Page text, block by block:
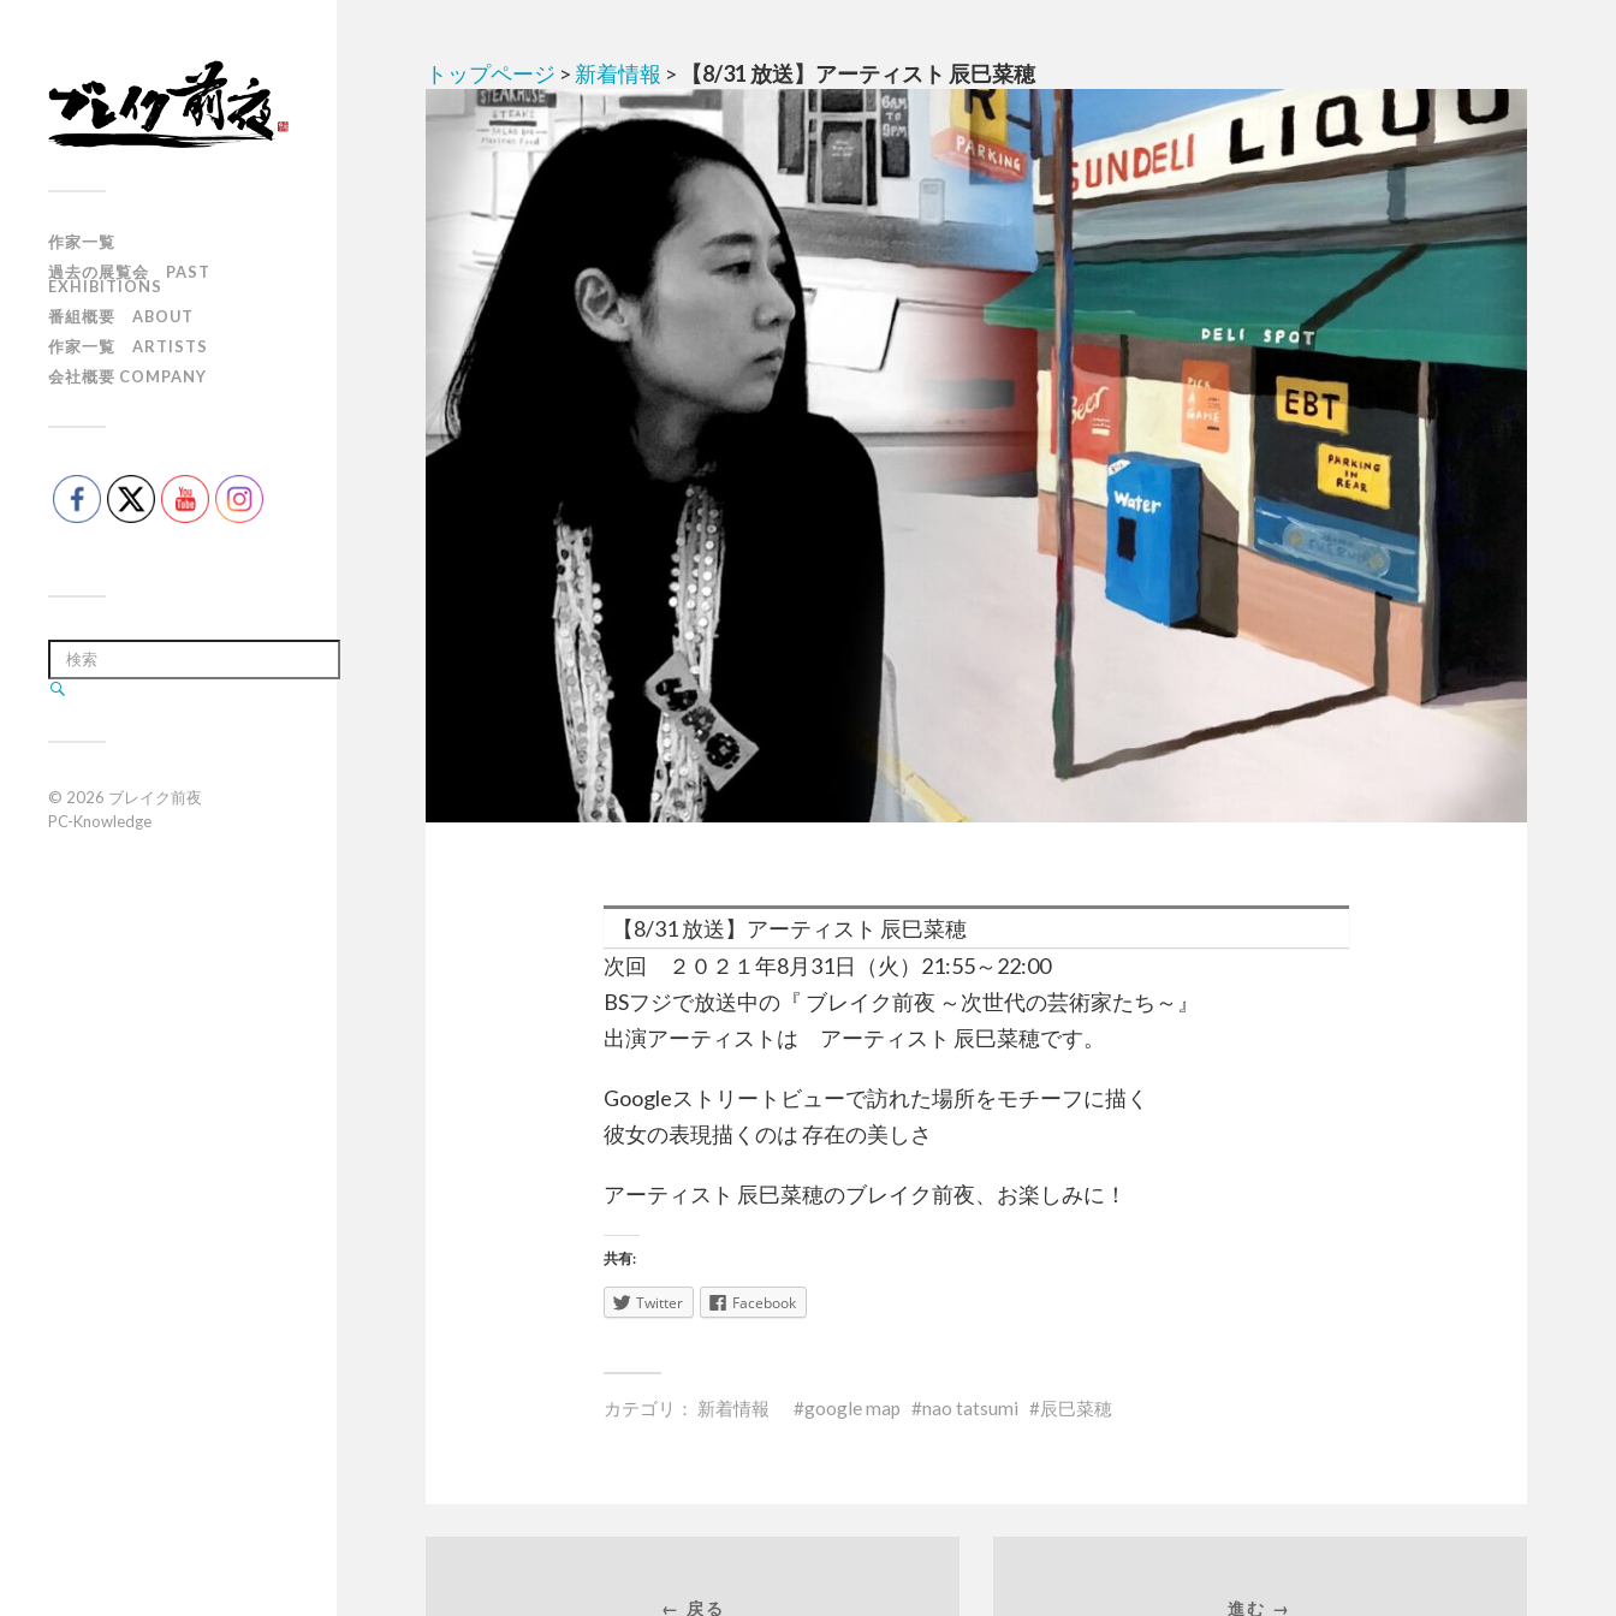
作家一覧
過去の展覧会 PAST
EXHIBITIONS
番組概要 ABOUT
作家一覧 ARTISTS
会社概要 COMPANY
© 2026 ブレイク前夜
PC-Knowledge
トップページ > 新着情報 > 【8/31 放送】アーティスト 辰巳菜穂
【8/31 放送】アーティスト 辰巳菜穂
次回 ２０２１年8月31日（火）21:55～22:00
BSフジで放送中の『 ブレイク前夜 ～次世代の芸術家たち～』
出演アーティストは アーティスト 辰巳菜穂です。
Googleストリートビューで訪れた場所をモチーフに描く
彼女の表現描くのは 存在の美しさ
アーティスト 辰巳菜穂のブレイク前夜、お楽しみに！
共有:
Twitter Facebook
カテゴリ： 新着情報 google map nao tatsumi 辰巳菜穂
← 戻る 進む →